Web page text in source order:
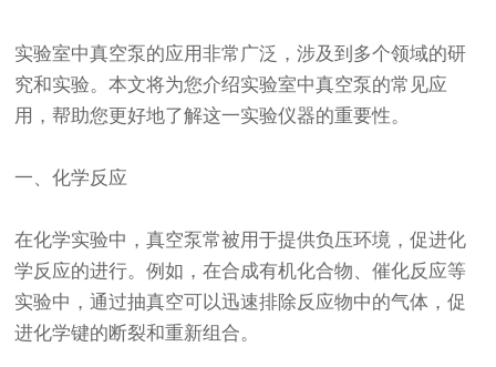
实验室中真空泵的应用非常广泛，涉及到多个领域的研
究和实验。本文将为您介绍实验室中真空泵的常见应
用，帮助您更好地了解这一实验仪器的重要性。
一、化学反应
在化学实验中，真空泵常被用于提供负压环境，促进化
学反应的进行。例如，在合成有机化合物、催化反应等
实验中，通过抽真空可以迅速排除反应物中的气体，促
进化学键的断裂和重新组合。